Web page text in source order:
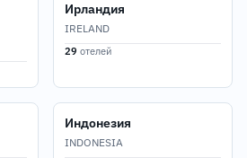
Ирландия
IRELAND
29 отелей
Индонезия
INDONESIA